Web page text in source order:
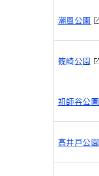
潮風公園
篠崎公園
祖師谷公園
高井戸公園